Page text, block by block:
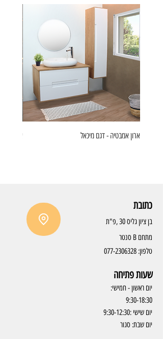
ארון אמבטיה - דגם מיכאל ארון
כתובת
בן ציון גליס 30 ,פ"ת
מתחם B סנטר
טלפון: 077-2306328
שעות פתיחה
יום ראשון - חמישי:
9:30-18:30
יום שישי :9:30-12:30
יום שבת: סגור